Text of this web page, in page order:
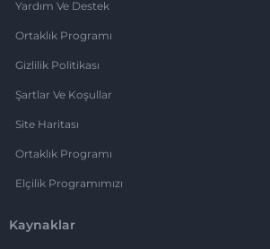
Yardım Ve Destek
Ortaklık Programı
Gizlilik Politikası
Şartlar Ve Koşullar
Site Haritası
Ortaklık Programı
Elçilik Programımızı
Kaynaklar